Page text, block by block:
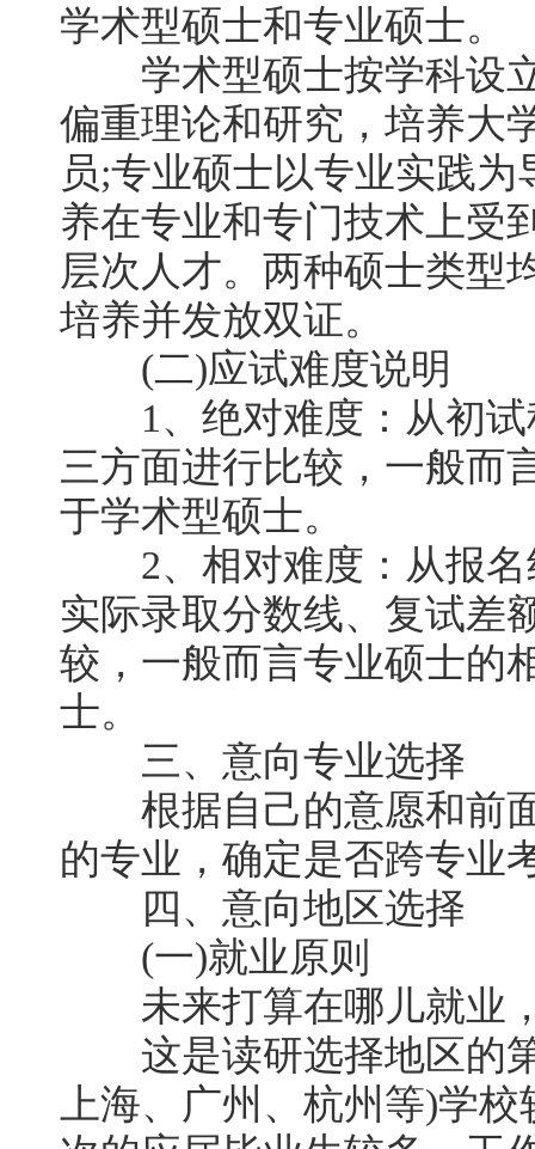
学术型硕士和专业硕士。
学术型硕士按学科设立
偏重理论和研究，培养大
员;专业硕士以专业实践
养在专业和专门技术上受
层次人才。两种硕士类型
培养并发放双证。
(二)应试难度说明
1、绝对难度：从初试
三方面进行比较，一般而
于学术型硕士。
2、相对难度：从报名
实际录取分数线、复试差
较，一般而言专业硕士的
士。
三、意向专业选择
根据自己的意愿和前面
的专业，确定是否跨专业
四、意向地区选择
(一)就业原则
未来打算在哪儿就业，
这是读研选择地区的第
上海、广州、杭州等)学